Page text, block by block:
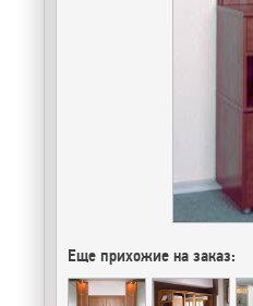
Еще прихожие на заказ: